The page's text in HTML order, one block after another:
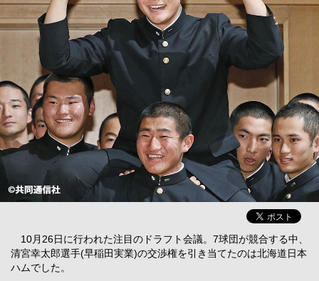
10月26日に行われた注目のドラフト会議。7球団が競合する中、
清宮幸太郎選手(早稲田実業)の交渉権を引き当てたのは北海道日本
ハムでした。